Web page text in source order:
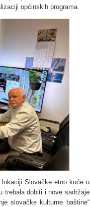
općinskih programa.
Slovačke etno kuće u
trebala dobiti i nove sadržaje
slovačke kulturne baštine“